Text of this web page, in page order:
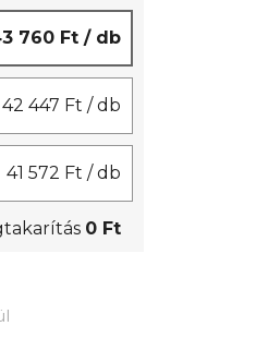
760 Ft / db
42 447 Ft / db
41 572 Ft / db
0 Ft
Egységár: